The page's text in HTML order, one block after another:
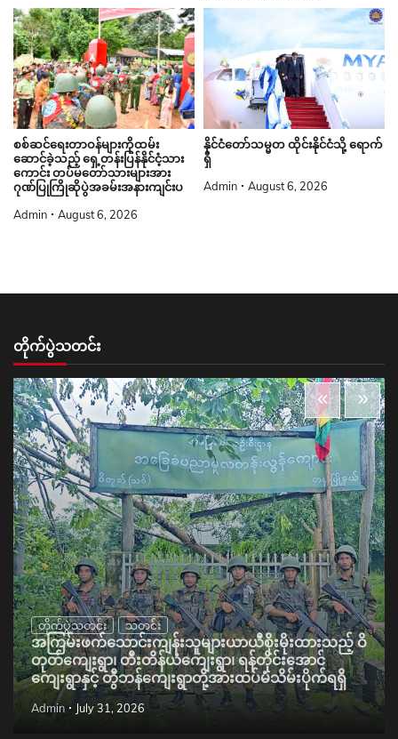
စစ်ဆင်ရေးတာဝန်များကိုထမ်း
ဆောင်ခဲ့သည့် ရှေ့တန်းပြန်နိုင်ငံ့သား
ကောင်း တပ်မတော်သားများအား
ဂုဏ်ပြုကြိုဆိုပွဲအခမ်းအနားကျင်းပ
Admin August 6, 2026
နိုင်ငံတော်သမ္မတ ထိုင်းနိုင်ငံသို့ ရောက်
ရှိ
Admin August 6, 2026
တိုက်ပွဲသတင်း
တိုက်ပွဲသတင်း သတင်း
အကြမ်းဖက်သောင်းကျန်းသူများယာယီစိုးမိုးထားသည့် ဝိ
တုတ်ကျေးရွာ၊ တီးတိန်ယံကျေးရွာ၊ ရန်တိုင်းအောင်
ကျေးရွာနှင့် တွီဘန်ကျေးရွာတို့အားထပ်မံသိမ်းပိုက်ရရှိ
Admin July 31, 2026